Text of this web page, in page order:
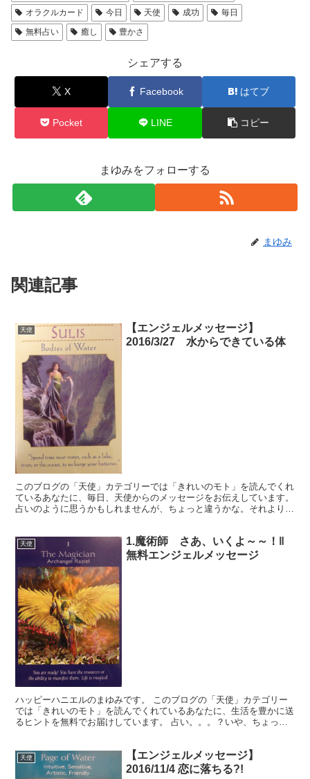
オラクルカード 今日 天使 成功
毎日
無料占い
癒し 豊かさ
シェアする
X Facebook はてブ
Pocket LINE コピー
まゆみをフォローする
まゆみ
関連記事
天使
【エンジェルメッセージ】
2016/3/27 水からできている体
このブログの「天使」カテゴリーでは「きれいのモト」を読んでくれ
ているあなたに、毎日、天使からのメッセージをお伝えしています。
占いのように思うかもしれませんが、ちょっと違うかな。それよりも
天使
1.魔術師 さあ、いくよ～～！‖
無料エンジェルメッセージ
ハッピーハニエルのまゆみです。 このブログの「天使」カテゴリー
では「きれいのモト」を読んでくれているあなたに、生活を豊かに送
るヒントを無料でお届けしています。 占い。。。？いや、ちょっと
天使
【エンジェルメッセージ】
2016/11/4 恋に落ちる?!